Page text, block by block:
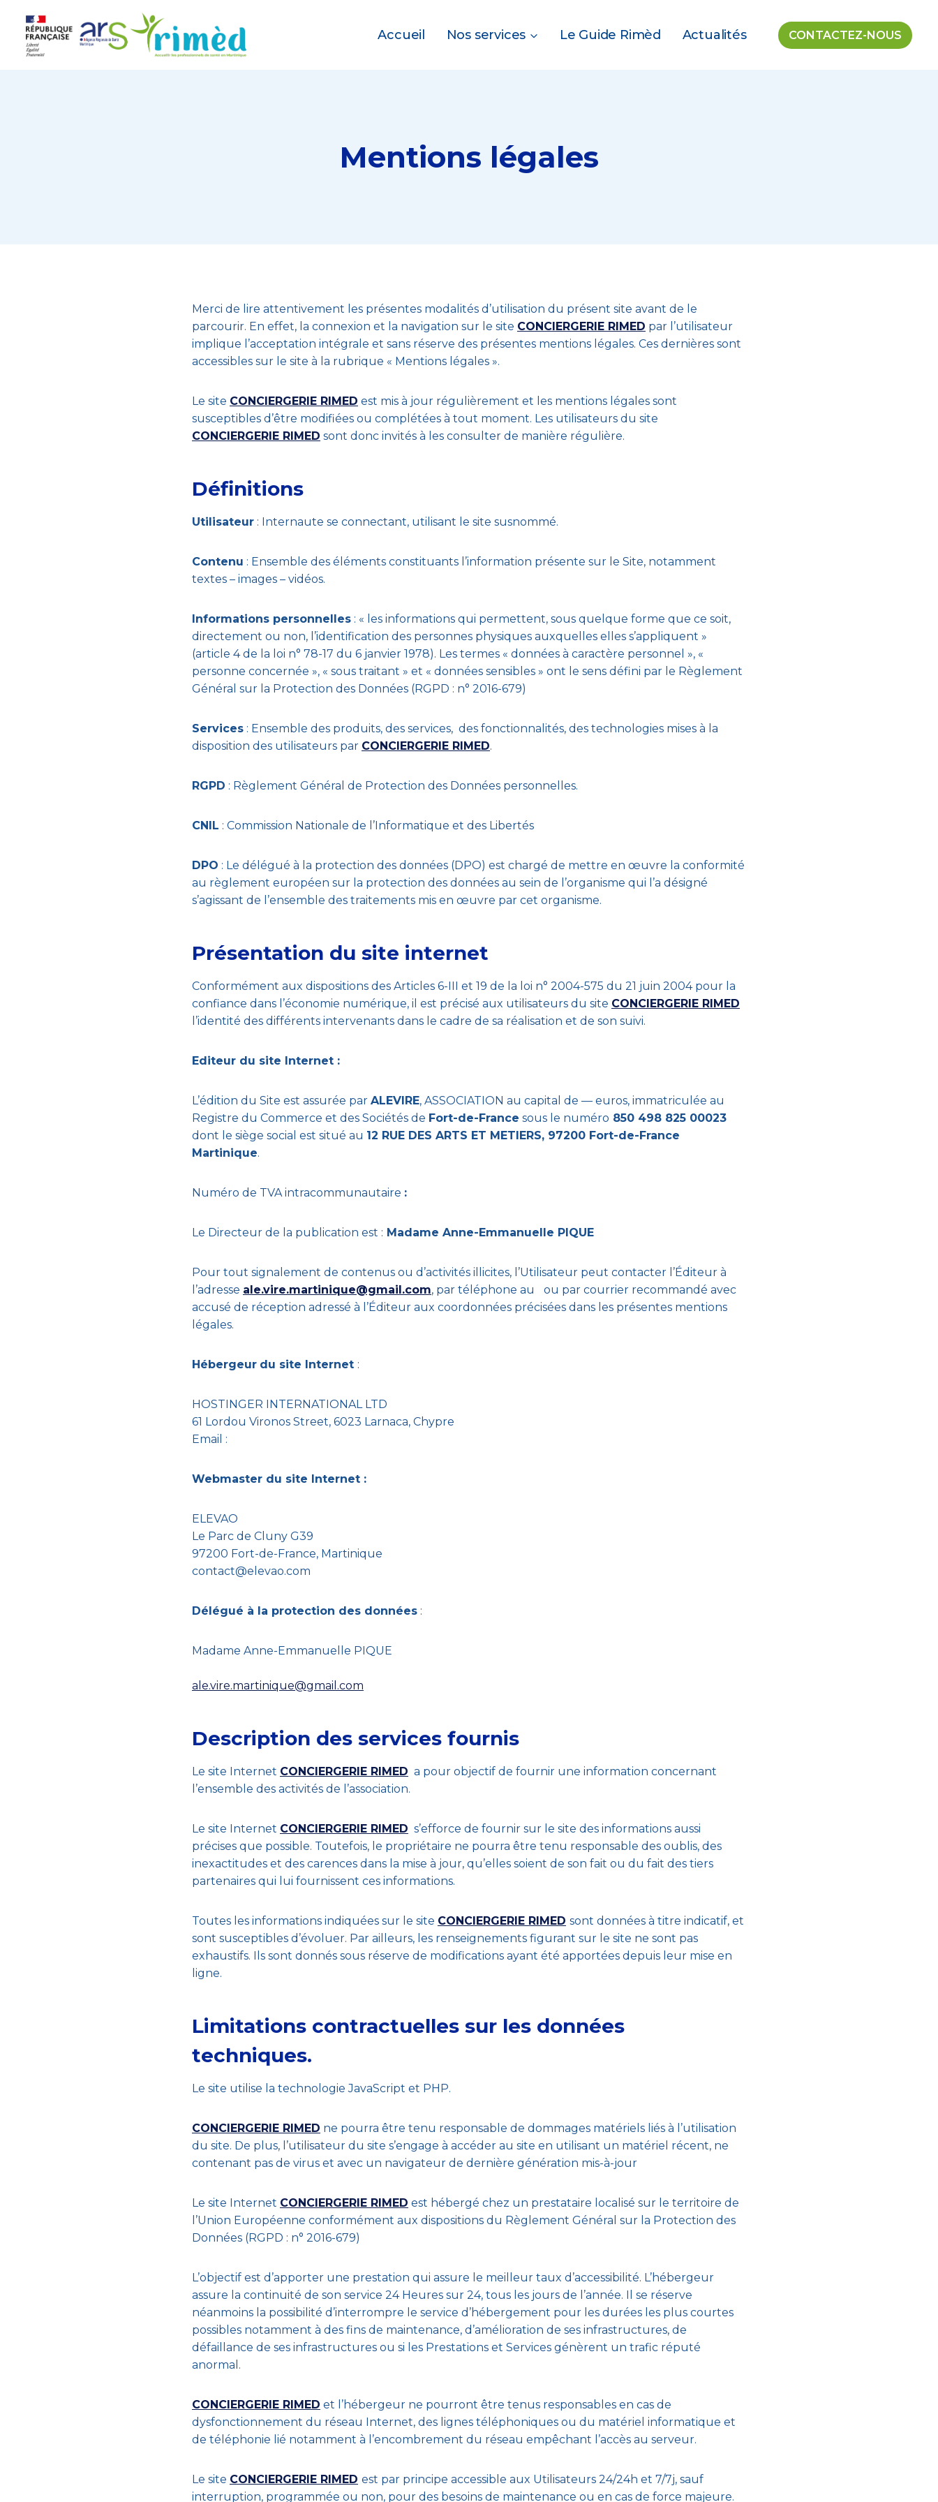
contenu
Accueil Nos services Le Guide Rimèd Actualités CONTACTEZ-NOUS
Mentions légales
Merci de lire attentivement les présentes modalités d’utilisation du présent site avant de le
parcourir. En effet, la connexion et la navigation sur le site CONCIERGERIE RIMED par l’utilisateur
implique l’acceptation intégrale et sans réserve des présentes mentions légales. Ces dernières sont
accessibles sur le site à la rubrique « Mentions légales ».
Le site CONCIERGERIE RIMED est mis à jour régulièrement et les mentions légales sont
susceptibles d’être modifiées ou complétées à tout moment. Les utilisateurs du site
CONCIERGERIE RIMED sont donc invités à les consulter de manière régulière.
Définitions
Utilisateur : Internaute se connectant, utilisant le site susnommé.
Contenu : Ensemble des éléments constituants l’information présente sur le Site, notamment
textes – images – vidéos.
Informations personnelles : « les informations qui permettent, sous quelque forme que ce soit,
directement ou non, l’identification des personnes physiques auxquelles elles s’appliquent »
(article 4 de la loi n° 78-17 du 6 janvier 1978). Les termes « données à caractère personnel », «
personne concernée », « sous traitant » et « données sensibles » ont le sens défini par le Règlement
Général sur la Protection des Données (RGPD : n° 2016-679)
Services : Ensemble des produits, des services, des fonctionnalités, des technologies mises à la
disposition des utilisateurs par CONCIERGERIE RIMED.
RGPD : Règlement Général de Protection des Données personnelles.
CNIL : Commission Nationale de l’Informatique et des Libertés
DPO : Le délégué à la protection des données (DPO) est chargé de mettre en œuvre la conformité
au règlement européen sur la protection des données au sein de l’organisme qui l’a désigné
s’agissant de l’ensemble des traitements mis en œuvre par cet organisme.
Présentation du site internet
Conformément aux dispositions des Articles 6-III et 19 de la loi n° 2004-575 du 21 juin 2004 pour la
confiance dans l’économie numérique, il est précisé aux utilisateurs du site CONCIERGERIE RIMED
l’identité des différents intervenants dans le cadre de sa réalisation et de son suivi.
Editeur du site Internet :
L’édition du Site est assurée par ALEVIRE, ASSOCIATION au capital de — euros, immatriculée au
Registre du Commerce et des Sociétés de Fort-de-France sous le numéro 850 498 825 00023
dont le siège social est situé au 12 RUE DES ARTS ET METIERS, 97200 Fort-de-France
Martinique.
Numéro de TVA intracommunautaire :
Le Directeur de la publication est : Madame Anne-Emmanuelle PIQUE
Pour tout signalement de contenus ou d’activités illicites, l’Utilisateur peut contacter l’Éditeur à
l’adresse ale.vire.martinique@gmail.com, par téléphone au
ou par courrier recommandé avec
accusé de réception adressé à l’Éditeur aux coordonnées précisées dans les présentes mentions
légales.
Hébergeur du site Internet :
HOSTINGER INTERNATIONAL LTD
61 Lordou Vironos Street, 6023 Larnaca, Chypre
Email :
Webmaster du site Internet :
ELEVAO
Le Parc de Cluny G39
97200 Fort-de-France, Martinique
contact@elevao.com
Délégué à la protection des données :
Madame Anne-Emmanuelle PIQUE
ale.vire.martinique@gmail.com
Description des services fournis
Le site Internet CONCIERGERIE RIMED a pour objectif de fournir une information concernant
l’ensemble des activités de l’association.
Le site Internet CONCIERGERIE RIMED s’efforce de fournir sur le site des informations aussi
précises que possible. Toutefois, le propriétaire ne pourra être tenu responsable des oublis, des
inexactitudes et des carences dans la mise à jour, qu’elles soient de son fait ou du fait des tiers
partenaires qui lui fournissent ces informations.
Toutes les informations indiquées sur le site CONCIERGERIE RIMED sont données à titre indicatif, et
sont susceptibles d’évoluer. Par ailleurs, les renseignements figurant sur le site ne sont pas
exhaustifs. Ils sont donnés sous réserve de modifications ayant été apportées depuis leur mise en
ligne.
Limitations contractuelles sur les données
techniques.
Le site utilise la technologie JavaScript et PHP.
CONCIERGERIE RIMED ne pourra être tenu responsable de dommages matériels liés à l’utilisation
du site. De plus, l’utilisateur du site s’engage à accéder au site en utilisant un matériel récent, ne
contenant pas de virus et avec un navigateur de dernière génération mis-à-jour
Le site Internet CONCIERGERIE RIMED est hébergé chez un prestataire localisé sur le territoire de
l’Union Européenne conformément aux dispositions du Règlement Général sur la Protection des
Données (RGPD : n° 2016-679)
L’objectif est d’apporter une prestation qui assure le meilleur taux d’accessibilité. L’hébergeur
assure la continuité de son service 24 Heures sur 24, tous les jours de l’année. Il se réserve
néanmoins la possibilité d’interrompre le service d’hébergement pour les durées les plus courtes
possibles notamment à des fins de maintenance, d’amélioration de ses infrastructures, de
défaillance de ses infrastructures ou si les Prestations et Services génèrent un trafic réputé
anormal.
CONCIERGERIE RIMED et l’hébergeur ne pourront être tenus responsables en cas de
dysfonctionnement du réseau Internet, des lignes téléphoniques ou du matériel informatique et
de téléphonie lié notamment à l’encombrement du réseau empêchant l’accès au serveur.
Le site CONCIERGERIE RIMED est par principe accessible aux Utilisateurs 24/24h et 7/7j, sauf
interruption, programmée ou non, pour des besoins de maintenance ou en cas de force majeure.